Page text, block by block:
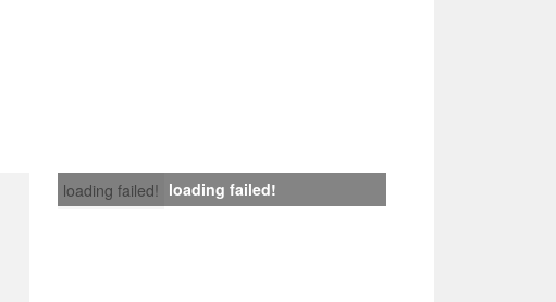
loading failed! loading failed!